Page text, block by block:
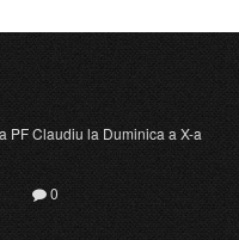
PF Claudiu la Duminica a X-a
0